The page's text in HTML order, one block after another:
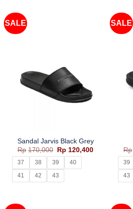
SALE
Sandal Jarvis Black Grey
Rp 170,000
Harga
aslinya
adalah:
Rp170,000.
Rp 120,400Harga
Rp120,400.
37 38 39
40
41
42 43
SALE
Rp
39
43